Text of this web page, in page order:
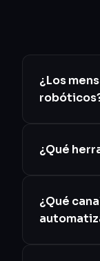
¿Los
¿Qué
¿Qué